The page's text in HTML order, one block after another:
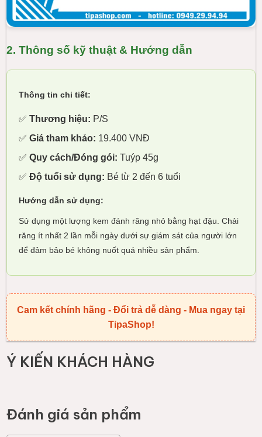
2. Thông số kỹ thuật & Hướng dẫn
Thông tin chi tiết:
✅Thương hiệu: P/S
✅Giá tham khảo: 19.400 VNĐ
✅Quy cách/Đóng gói: Tuýp 45g
✅Độ tuổi sử dụng: Bé từ 2 đến 6 tuổi
Hướng dẫn sử dụng:
Sử dụng một lượng kem đánh răng nhỏ bằng hạt đậu. Chải
răng ít nhất 2 lần mỗi ngày dưới sự giám sát của người lớn
để đảm bảo bé không nuốt quá nhiều sản phẩm.
Cam kết chính hãng - Đổi trả dễ dàng - Mua ngay tại
TipaShop!
Ý KIẾN KHÁCH HÀNG
Đánh giá sản phẩm